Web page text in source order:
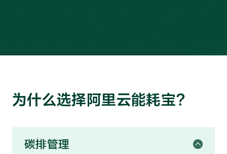
为什么选择阿里云能耗宝?
碳排管理